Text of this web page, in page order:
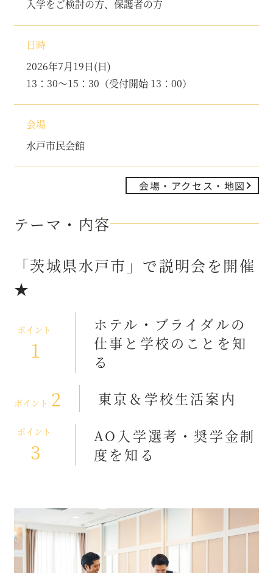
入学をご検討の方、保護者の方
日時
2026年7月19日(日)
13：30～15：30（受付開始 13：00）
会場
水戸市民会館
会場・アクセス・地図
テーマ・内容
「茨城県水戸市」で説明会を開催
★
ポイント
1
ホテル・ブライダルの
仕事と学校のことを知
る
ポイント 2 東京＆学校生活案内
ポイント
3
AO入学選考・奨学金制
度を知る